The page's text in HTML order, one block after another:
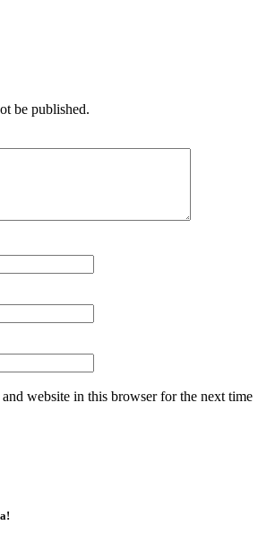
be published.
website in this browser for the next time